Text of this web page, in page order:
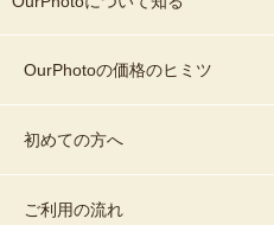
OurPhotoの価格のヒミツ
初めての方へ
ご利用の流れ